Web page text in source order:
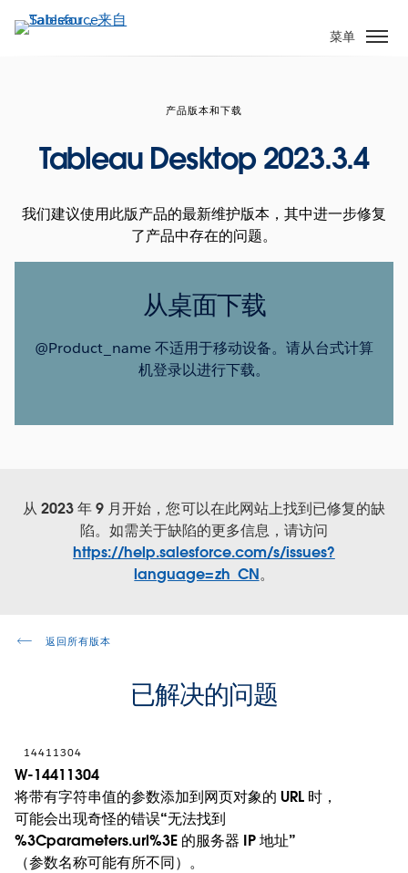
转
菜单
产品版本和下载
Tableau Desktop 2023.3.4
我们建议使用此版产品的最新维护版本，其中进一步修复
了产品中存在的问题。
从桌面下载
@Product_name 不适用于移动设备。请从台式计算
机登录以进行下载。
从 2023 年 9 月开始，您可以在此网站上找到已修复的缺
陷。如需关于缺陷的更多信息，请访问
https://help.salesforce.com/s/issues?
language=zh_CN。
返回所有版本
已解决的问题
14411304
W-14411304
将带有字符串值的参数添加到网页对象的 URL 时，
可能会出现奇怪的错误“无法找到
%3Cparameters.url%3E 的服务器 IP 地址”
（参数名称可能有所不同）。